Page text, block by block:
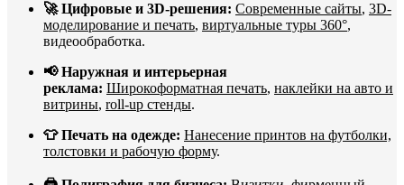
🚀 Цифровые и 3D-решения: Современные сайты, 3D-
моделирование и печать, виртуальные туры 360°,
видеообработка.
📢 Наружная и интерьерная
реклама: Широкоформатная печать, наклейки на авто и
витрины, roll-up стенды.
👕 Печать на одежде: Нанесение принтов на футболки,
толстовки и рабочую форму.